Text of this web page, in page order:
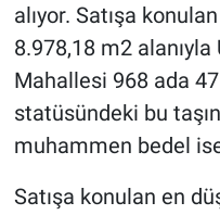
alıyor. Satışa
8.978,18 m2
Mahallesi 968 ada
statüsündeki bu
muhammen bedel
Satışa konulan en